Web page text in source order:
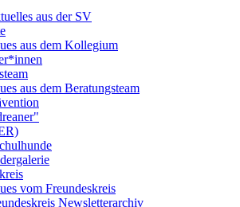
aus der SV
aus dem Kollegium
aus dem Beratungsteam
vom Freundeskreis
Newsletterarchiv